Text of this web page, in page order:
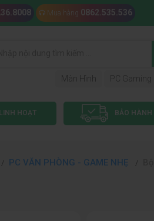
Mua hàng 0862.535.536
Màn Hình PC Gaming
HOẠT BẢO
PC VĂN PHÒNG - GAME NHẸ